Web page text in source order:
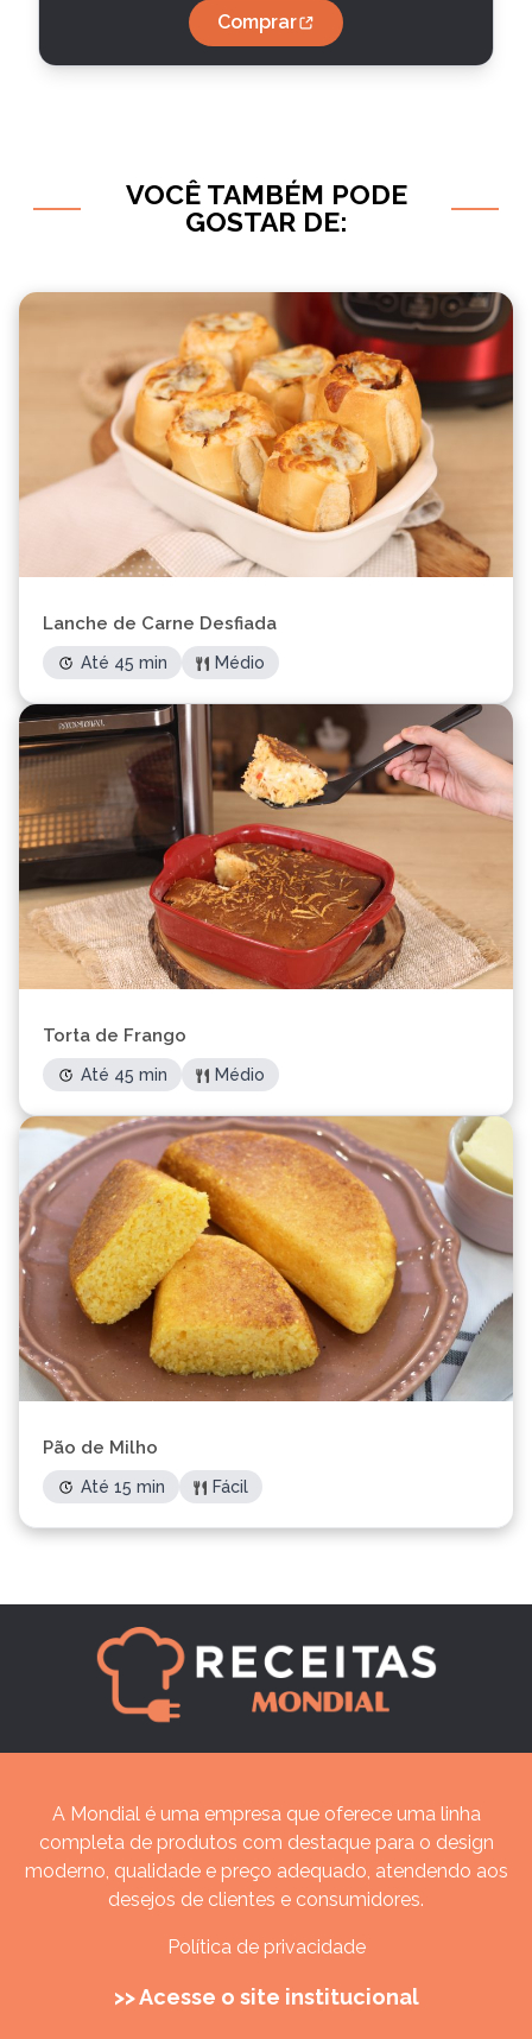
Comprar
VOCÊ TAMBÉM PODE
GOSTAR DE:
Lanche de Carne Desfiada
Até 45 min Médio
Torta de Frango
Até 45 min Médio
Pão de Milho
Até 15 min Fácil
A Mondial é uma empresa que oferece uma linha
completa de produtos com destaque para o design
moderno, qualidade e preço adequado, atendendo aos
desejos de clientes e consumidores.
Política de privacidade
>> Acesse o site institucional